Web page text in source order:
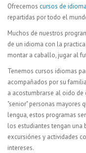
Ofrecemos cursos de
repartidas por todo el
Muchos de nuestros
de un idioma con la
montar a caballo, jugar al
Tenemos cursos idiomas
acompañados por su
a acostumbrarse al oido
"senior" personas mayores
lengua, estos programas
los estudiantes tengan una
excursiónes y actividades
intereses.